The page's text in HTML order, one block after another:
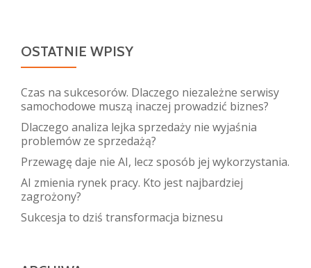
OSTATNIE WPISY
Czas na sukcesorów. Dlaczego niezależne serwisy
samochodowe muszą inaczej prowadzić biznes?
Dlaczego analiza lejka sprzedaży nie wyjaśnia
problemów ze sprzedażą?
Przewagę daje nie AI, lecz sposób jej wykorzystania.
AI zmienia rynek pracy. Kto jest najbardziej
zagrożony?
Sukcesja to dziś transformacja biznesu